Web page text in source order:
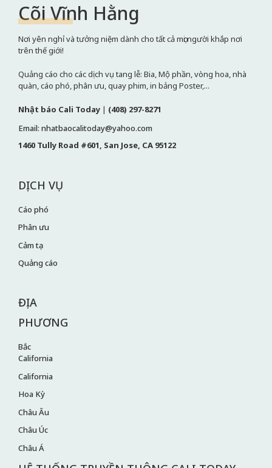
Cõi Vĩnh Hằng
Nơi yên nghỉ và tưởng niệm dành cho tất cả mọi người khắp nơi
trên thế giới!
Quảng cáo cho các dịch vụ tang lễ: Bia, Mộ phần, vòng hoa, nhà
quàn, cáo phó, phân ưu, quay phim, in bảng Poster,...
Nhật báo Cali Today | (408) 297-8271
Email: nhatbaocalitoday@yahoo.com
1460 Tully Road #601, San Jose, CA 95122
DỊCH VỤ
Cáo phó
Phân ưu
Cảm tạ
Quảng cáo
ĐỊA
PHƯƠNG
Bắc
California
California
Hoa Kỳ
Châu Âu
Châu Úc
Châu Á